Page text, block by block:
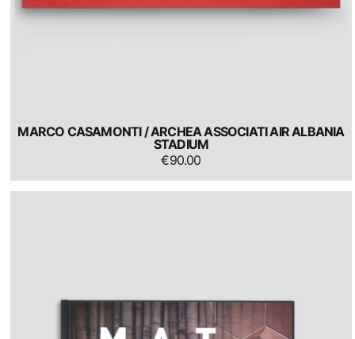
MARCO CASAMONTI / ARCHEA ASSOCIATI AIR ALBANIA
STADIUM
€90.00